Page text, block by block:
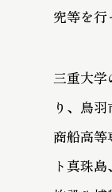
究等を行
三重大学
り、鳥
商船高
ト真珠